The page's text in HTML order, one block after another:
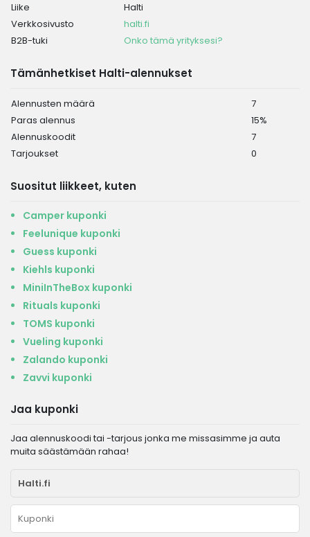
Liike
Halti
Verkkosivusto
halti.fi
B2B-tuki
Onko tämä yrityksesi?
Tämänhetkiset Halti-alennukset
Alennusten määrä
7
Paras alennus
15%
Alennuskoodit
7
Tarjoukset
0
Suositut liikkeet, kuten
Camper kuponki
Feelunique kuponki
Guess kuponki
Kiehls kuponki
MiniInTheBox kuponki
Rituals kuponki
TOMS kuponki
Vueling kuponki
Zalando kuponki
Zavvi kuponki
Jaa kuponki
Jaa alennuskoodi tai -tarjous jonka me missasimme ja auta
muita säästämään rahaa!